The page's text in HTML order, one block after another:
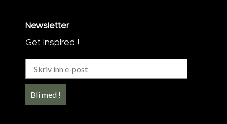
Newsletter
Get inspired !
Bli med !